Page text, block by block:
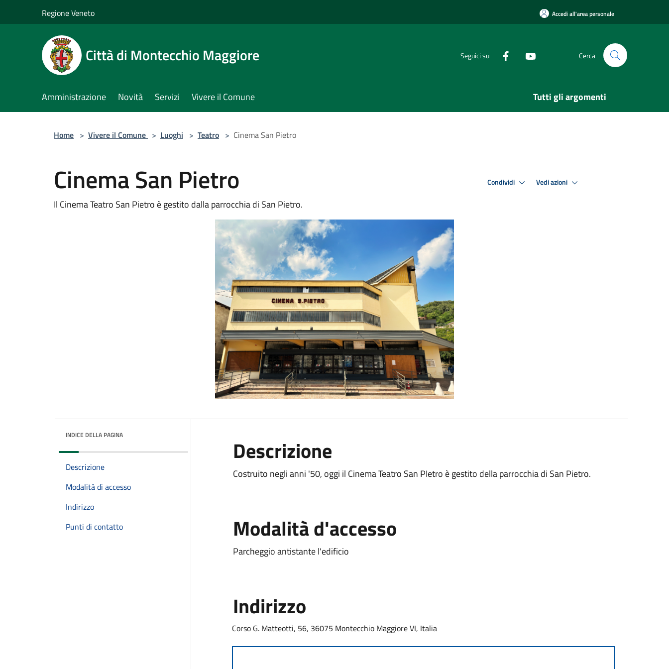
Regione Veneto Accedi all'area personale
Città di Montecchio Maggiore Seguici su Cerca
Amministrazione Novità Servizi Vivere il Comune Tutti gli argomenti
Home > Vivere il Comune > Luoghi > Teatro > Cinema San Pietro
Cinema San Pietro
Il Cinema Teatro San Pietro è gestito dalla parrocchia di San Pietro.
Condividi Vedi azioni
INDICE DELLA PAGINA
Descrizione
Modalità di accesso
Indirizzo
Punti di contatto
Descrizione
Costruito negli anni '50, oggi il Cinema Teatro San PIetro è gestito della parrocchia di San Pietro.
Modalità d'accesso
Parcheggio antistante l'edificio
Indirizzo
Corso G. Matteotti, 56, 36075 Montecchio Maggiore VI, Italia